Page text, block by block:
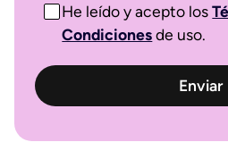
He leído y acepto los
Condicionesde uso.